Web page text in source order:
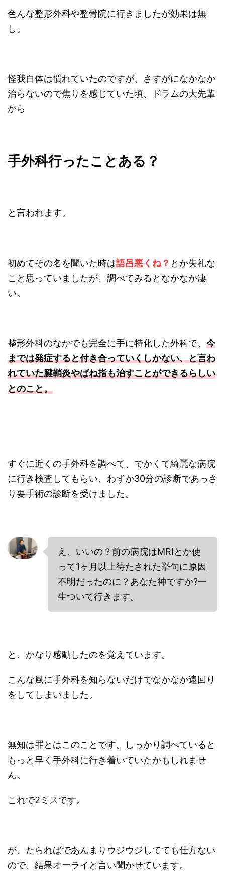
色んな整形外科や整骨院に行きましたが効果は無
し。
怪我自体は慣れていたのですが、さすがになかなか
治らないので焦りを感じていた頃、ドラムの大先輩
から
手外科行ったことある？
と言われます。
初めてその名を聞いた時は語呂悪くね？ とか失礼な
こと思っていましたが、調べてみるとなかなか凄
い。
整形外科のなかでも完全に手に特化した外科で、 今
までは発症すると付き合っていくしかない、と言わ
れていた腱鞘炎やばね指も治すことができるらしい
とのこと。
すぐに近くの手外科を調べて、でかくて綺麗な病院
に行き検査してもらい、わずか30分の診断であっさ
り要手術の診断を受けました。
え、いいの？前の病院はMRIとか使
って1ヶ月以上待たされた挙句に原因
不明だったのに？あなた神ですか?一
生ついて行きます。
と、かなり感動したのを覚えています。
こんな風に手外科を知らないだけでなかなか遠回り
をしてしまいました。
無知は罪とはこのことです。しっかり調べていると
もっと早く手外科に行き着いていたかもしれませ
ん。
これで2ミスです。
が、たらればであんまりウジウジしてても仕方ない
ので、結果オーライと言い聞かせています。